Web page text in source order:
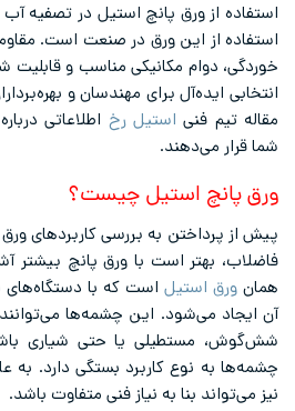
استفاده از ورق پانچ استیل در تصفیه
استفاده از این ورق در صنعت است.
خوردگی، دوام مکانیکی مناسب و
انتخابی ایده‌آل برای مهندسان و
مقاله تیم فنی استیل رخ اطلاعاتی
شما قرار می‌دهند.
ورق پانچ استیل چیست؟
پیش از پرداختن به بررسی کاربردهای
فاضلاب، بهتر است با ورق پانچ بیشتر
همان ورق استیل است که با
آن ایجاد می‌شود. این چشمه‌ها می‌توانند
شش‌گوش، مستطیلی یا حتی شیار‌ی
چشمه‌ها به نوع کاربرد بستگی دارد. به
نیز می‌تواند بنا به نیاز فنی متفاوت باشد.